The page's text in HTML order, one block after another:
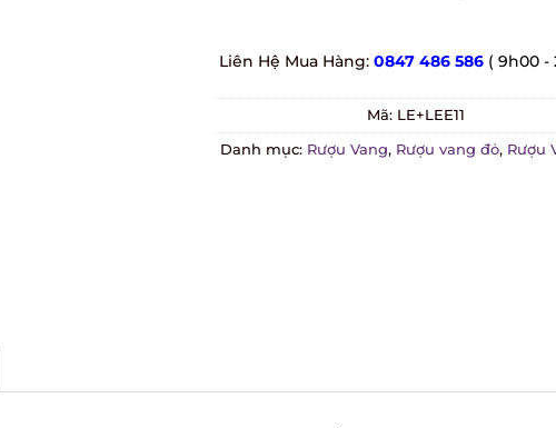
Liên Hệ Mua Hàng:0847 486 586 ( 9h00 -
Mã:LE+LEE11
Danh mục:Rượu Vang,Rượu vang đỏ,Rượu